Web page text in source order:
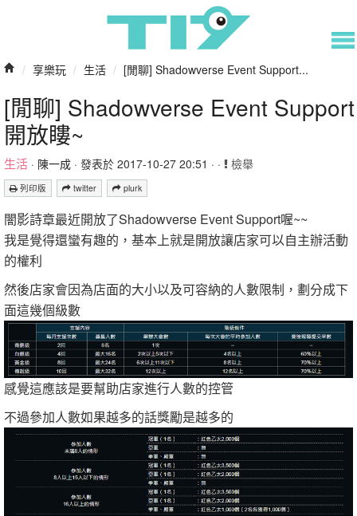
/ 享樂玩 / 生活 / [閒聊] Shadowverse Event Support...
[閒聊] Shadowverse Event Support
開放瞜~
生活 · 陳一成 · 發表於 2017-10-27 20:51 · · 檢舉
列印版 twitter plurk
闇影詩章最近開放了Shadowverse Event Support喔~~
我是覺得還蠻有趣的，基本上就是開放讓店家可以自主辦活動
的權利
然後店家會因為店面的大小以及可容納的人數限制，劃分成下
面這幾個級數
感覺這應該是要幫助店家進行人數的控管
不過參加人數如果越多的話獎勵是越多的